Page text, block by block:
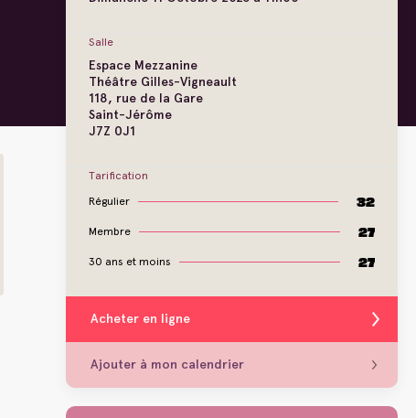
Salle
Espace Mezzanine
Théâtre Gilles-Vigneault
118, rue de la Gare
Saint-Jérôme
J7Z 0J1
Tarification
Régulier
32
Membre 27
30 ans et moins 27
Acheter en ligne
Ajouter à mon calendrier